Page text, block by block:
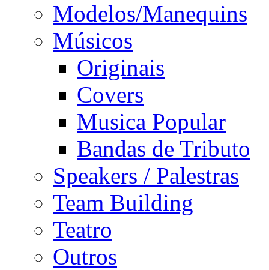
Modelos/Manequins
Músicos
Originais
Covers
Musica Popular
Bandas de Tributo
Speakers / Palestras
Team Building
Teatro
Outros